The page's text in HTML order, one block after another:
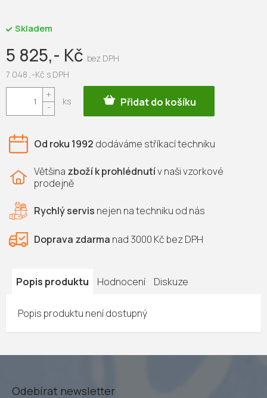
5 825,- Kč
7 048 ,-Kč s DPH
Měrná
Skladem
Přidat do košíku
Od roku 1992 dodáváme stříkací techniku
Většina zboží k prohlédnutív naši vzorkové
prodejně
Rychlý servis nejen natechniku od nás
Doprava zdarma nad 3000 Kč bez DPH
Popis produktu Hodnocení Diskuze
Popis produktu není dostupný
Odebírat newsletter